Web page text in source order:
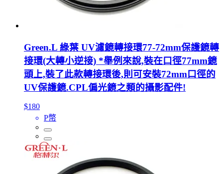
Green.L 綠葉 UV濾鏡轉接環77-72mm保護鏡轉
接環(大轉小逆接) *舉例來說,裝在口徑77mm鏡
頭上,裝了此款轉接環後,則可安裝72mm口徑的
UV保護鏡.CPL偏光鏡之類的攝影配件!
$180
P幣